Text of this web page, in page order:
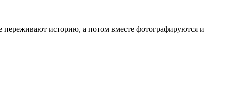
переживают историю, а потом вместе фотографируются и